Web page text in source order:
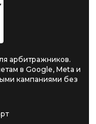
арбитражников.
в Google, Meta и
кампаниями без